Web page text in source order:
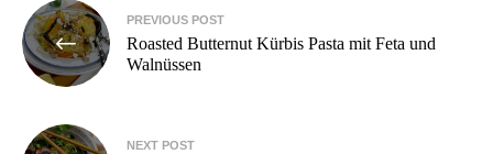
Beitragsnavigation
PREVIOUS POST
Roasted Butternut Kürbis Pasta mit Feta und
Walnüssen
NEXT POST